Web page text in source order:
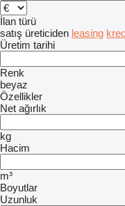
İlan türü
satış üreticiden leasing
Üretim tarihi
Renk
beyaz
Özellikler
Net ağırlık
kg
Hacim
m³
Boyutlar
Uzunluk